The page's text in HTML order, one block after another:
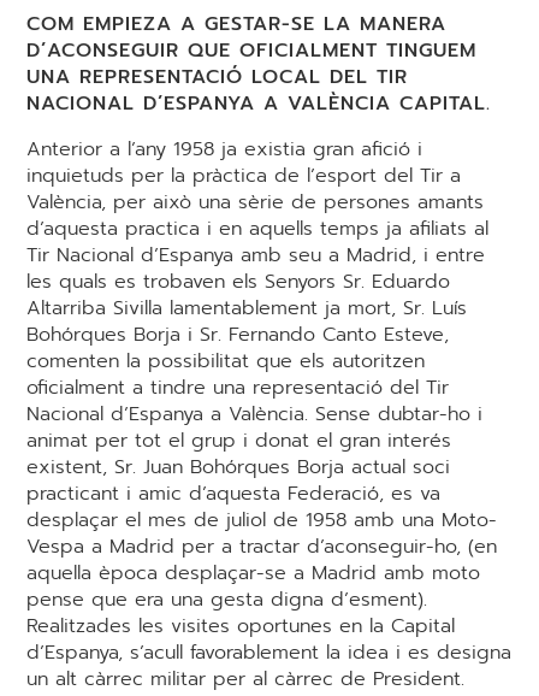
COM EMPIEZA A GESTAR-SE LA MANERA
D’ACONSEGUIR QUE OFICIALMENT TINGUEM
UNA REPRESENTACIÓ LOCAL DEL TIR
NACIONAL D’ESPANYA A VALÈNCIA CAPITAL.
Anterior a l’any 1958 ja existia gran afició i
inquietuds per la pràctica de l’esport del Tir a
València, per això una sèrie de persones amants
d’aquesta practica i en aquells temps ja afiliats al
Tir Nacional d’Espanya amb seu a Madrid, i entre
les quals es trobaven els Senyors Sr. Eduardo
Altarriba Sivilla lamentablement ja mort, Sr. Luís
Bohórques Borja i Sr. Fernando Canto Esteve,
comenten la possibilitat que els autoritzen
oficialment a tindre una representació del Tir
Nacional d’Espanya a València. Sense dubtar-ho i
animat per tot el grup i donat el gran interés
existent, Sr. Juan Bohórques Borja actual soci
practicant i amic d’aquesta Federació, es va
desplaçar el mes de juliol de 1958 amb una Moto-
Vespa a Madrid per a tractar d’aconseguir-ho, (en
aquella època desplaçar-se a Madrid amb moto
pense que era una gesta digna d’esment).
Realitzades les visites oportunes en la Capital
d’Espanya, s’acull favorablement la idea i es designa
un alt càrrec militar per al càrrec de President.